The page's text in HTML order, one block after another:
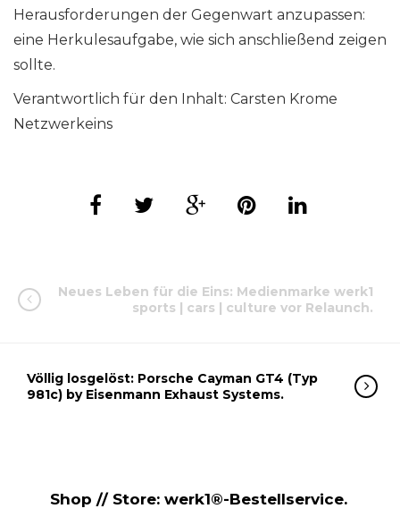
Herausforderungen der Gegenwart anzupassen:
eine Herkulesaufgabe, wie sich anschließend zeigen
sollte.
Verantwortlich für den Inhalt: Carsten Krome
Netzwerkeins
Neues Leben für die Eins: Medienmarke werk1
sports | cars | culture vor Relaunch.
Völlig losgelöst: Porsche Cayman GT4 (Typ
981c) by Eisenmann Exhaust Systems.
Shop // Store: werk1®-Bestellservice.